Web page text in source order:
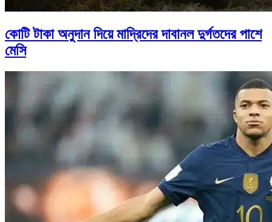
কোটি টাকা অনুদান দিয়ে মাদ্রিদের দাবানল দুর্গতদের পাশে
মেসি